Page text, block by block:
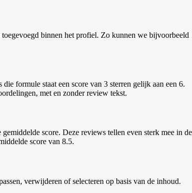
binnen het profiel. Zo kunnen we bijvoorbeeld
formule staat een score van 3 sterren gelijk aan een 6.
met en zonder review tekst.
score. Deze reviews tellen even sterk mee in de
score van 8.5.
verwijderen of selecteren op basis van de inhoud.